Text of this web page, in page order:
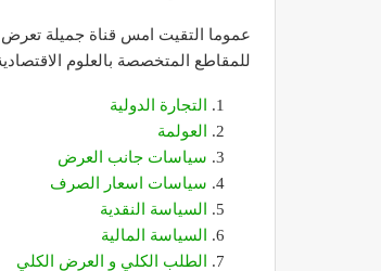
عموما التقيت امس قناة جميلة
للمقاطع المتخصصة بالعلوم الاقتصادية
التجارة الدولية
العولمة
سياسات جانب العرض
سياسات اسعار الصرف
السياسة النقدية
السياسة المالية
الطلب الكلي و العرض الكلي